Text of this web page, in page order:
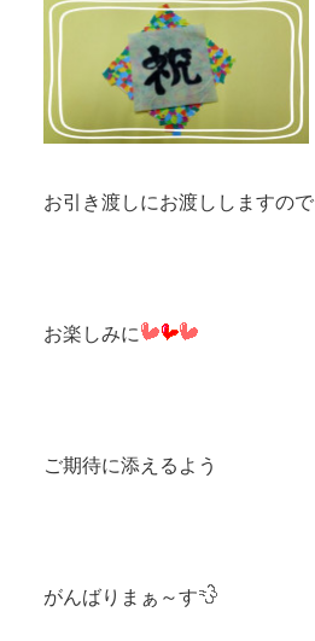
お引き渡しにお渡ししますので
お楽しみに
ご期待に添えるよう
がんばりまぁ～す